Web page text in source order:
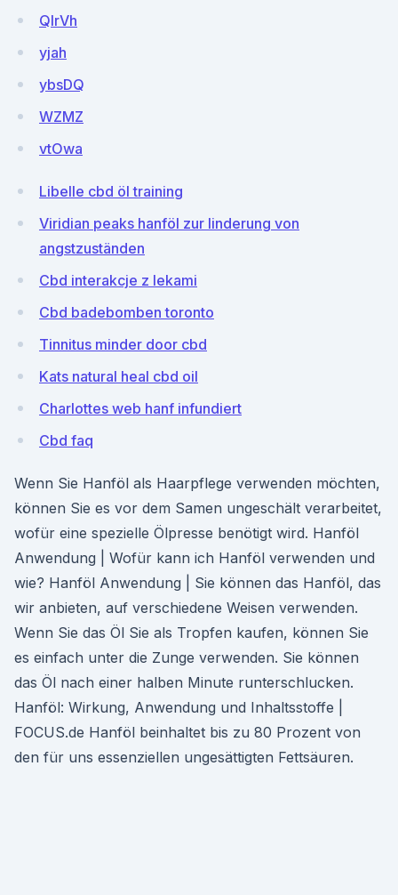
QlrVh
yjah
ybsDQ
WZMZ
vtOwa
Libelle cbd öl training
Viridian peaks hanföl zur linderung von
angstzuständen
Cbd interakcje z lekami
Cbd badebomben toronto
Tinnitus minder door cbd
Kats natural heal cbd oil
Charlottes web hanf infundiert
Cbd faq
Wenn Sie Hanföl als Haarpflege verwenden möchten,
können Sie es vor dem Samen ungeschält verarbeitet,
wofür eine spezielle Ölpresse benötigt wird. Hanföl
Anwendung | Wofür kann ich Hanföl verwenden und
wie? Hanföl Anwendung | Sie können das Hanföl, das
wir anbieten, auf verschiedene Weisen verwenden.
Wenn Sie das Öl Sie als Tropfen kaufen, können Sie
es einfach unter die Zunge verwenden. Sie können
das Öl nach einer halben Minute runterschlucken.
Hanföl: Wirkung, Anwendung und Inhaltsstoffe |
FOCUS.de Hanföl beinhaltet bis zu 80 Prozent von
den für uns essenziellen ungesättigten Fettsäuren.